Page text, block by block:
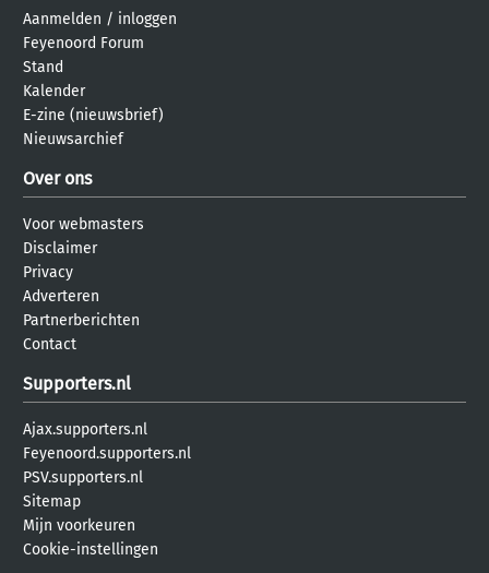
Aanmelden / inloggen
Feyenoord Forum
Stand
Kalender
E-zine (nieuwsbrief)
Nieuwsarchief
Over ons
Voor webmasters
Disclaimer
Privacy
Adverteren
Partnerberichten
Contact
Supporters.nl
Ajax.supporters.nl
Feyenoord.supporters.nl
PSV.supporters.nl
Sitemap
Mijn voorkeuren
Cookie-instellingen